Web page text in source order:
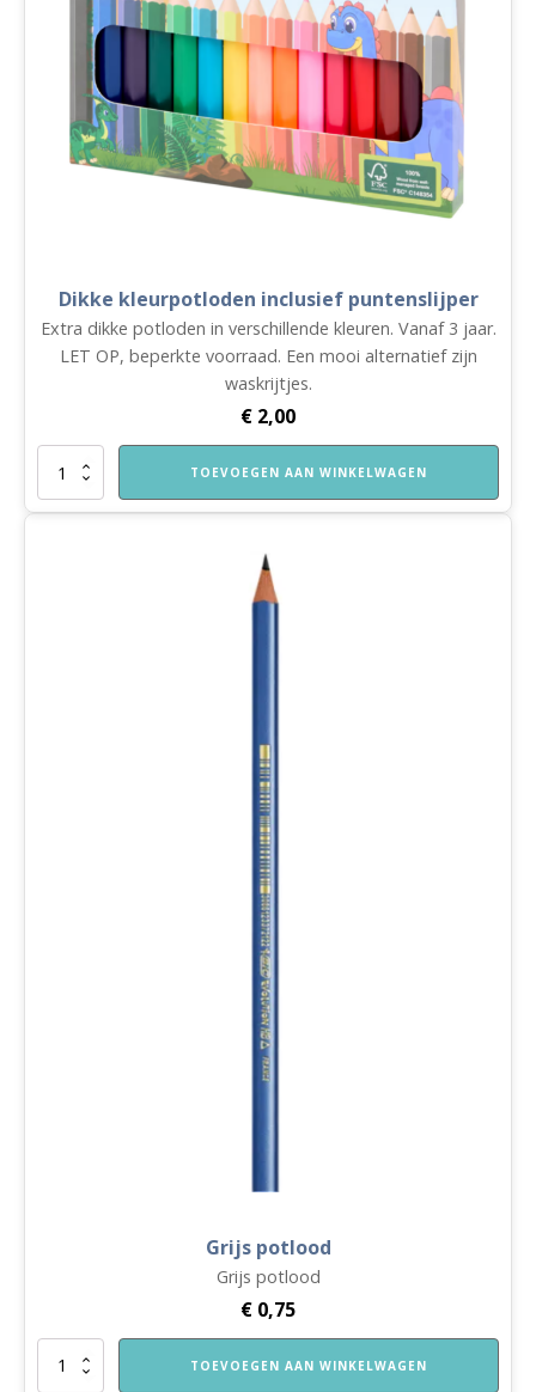
Dikke kleurpotloden inclusief puntenslijper
Extra dikke potloden in verschillende kleuren. Vanaf 3 jaar.
LET OP, beperkte voorraad. Een mooi alternatief zijn
waskrijtjes.
€ 2,00
Dikke
inclusief
TOEVOEGEN AAN WINKELWAGEN
Grijs potlood
Grijs potlood
€ 0,75
Grijs
TOEVOEGEN AAN WINKELWAGEN